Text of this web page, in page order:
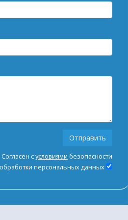
Согласен сусловиями безопасности
персональных данных